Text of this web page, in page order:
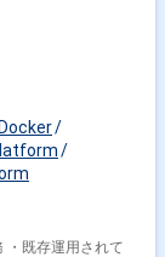
Docker
・既存運用されて